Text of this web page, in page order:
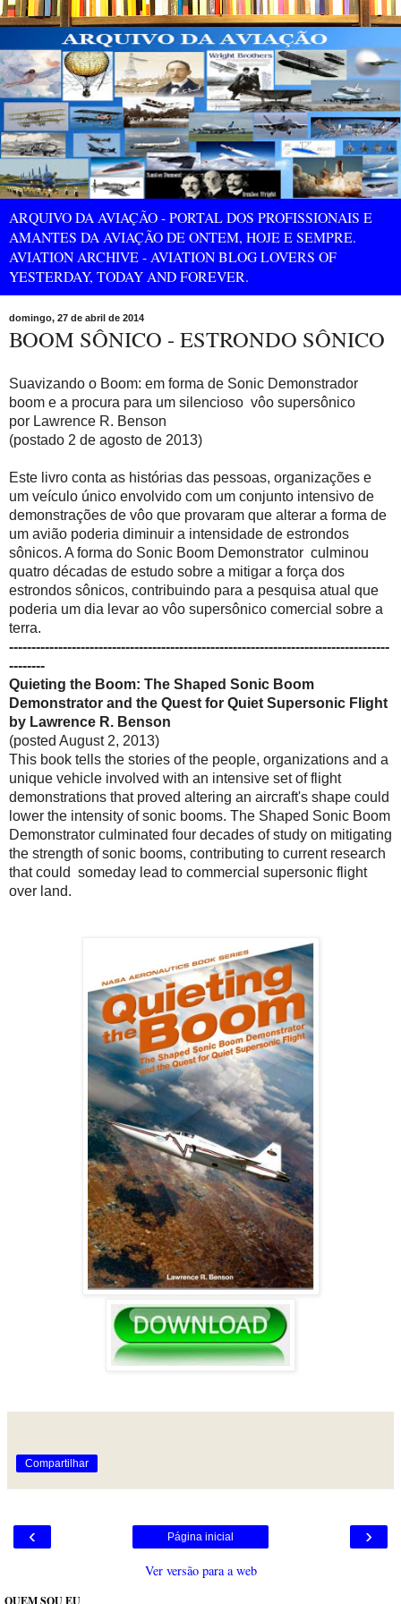
ARQUIVO DA AVIAÇÃO - PORTAL DOS PROFISSIONAIS E
AMANTES DA AVIAÇÃO DE ONTEM, HOJE E SEMPRE.
AVIATION ARCHIVE - AVIATION BLOG LOVERS OF
YESTERDAY, TODAY AND FOREVER.
domingo, 27 de abril de 2014
BOOM SÔNICO - ESTRONDO SÔNICO
Suavizando o Boom: em forma de Sonic Demonstrador
boom e a procura para um silencioso vôo supersônico
por Lawrence R. Benson
(postado 2 de agosto de 2013)
Este livro conta as histórias das pessoas, organizações e
um veículo único envolvido com um conjunto intensivo de
demonstrações de vôo que provaram que alterar a forma de
um avião poderia diminuir a intensidade de estrondos
sônicos. A forma do Sonic Boom Demonstrator culminou
quatro décadas de estudo sobre a mitigar a força dos
estrondos sônicos, contribuindo para a pesquisa atual que
poderia um dia levar ao vôo supersônico comercial sobre a
terra.
-------------------------------------------------------------------------------------
--------
Quieting the Boom: The Shaped Sonic Boom
Demonstrator and the Quest for Quiet Supersonic Flight
by Lawrence R. Benson
(posted August 2, 2013)
This book tells the stories of the people, organizations and a
unique vehicle involved with an intensive set of flight
demonstrations that proved altering an aircraft's shape could
lower the intensity of sonic booms. The Shaped Sonic Boom
Demonstrator culminated four decades of study on mitigating
the strength of sonic booms, contributing to current research
that could someday lead to commercial supersonic flight
over land.
Compartilhar
‹ ›
Página inicial
Ver versão para a web